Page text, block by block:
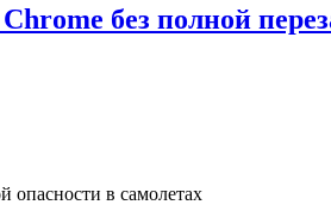
без полной
опасности в самолетах